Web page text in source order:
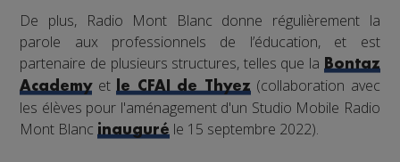
De plus, Radio Mont Blanc donne régulièrement la
parole aux professionnels de l’éducation, et est
partenaire de plusieurs structures, telles que la Bontaz
Academyetle CFAI de Thyez(collaboration avec
les élèves pour l'aménagement d'un Studio Mobile Radio
Mont Blancinauguré le 15 septembre 2022).